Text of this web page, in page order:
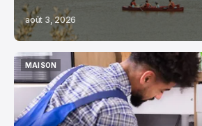
août 3, 2026
MAISON
MAISON